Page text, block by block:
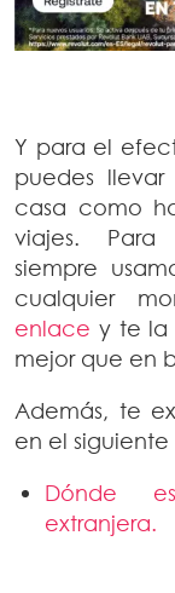
Y para el
puedes
casa como
viajes. Para
siempre
cualquier
enlace y te la
mejor que en
Además, te
en el siguiente
Dónde
extranjera.